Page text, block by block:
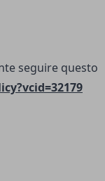
seguire questo